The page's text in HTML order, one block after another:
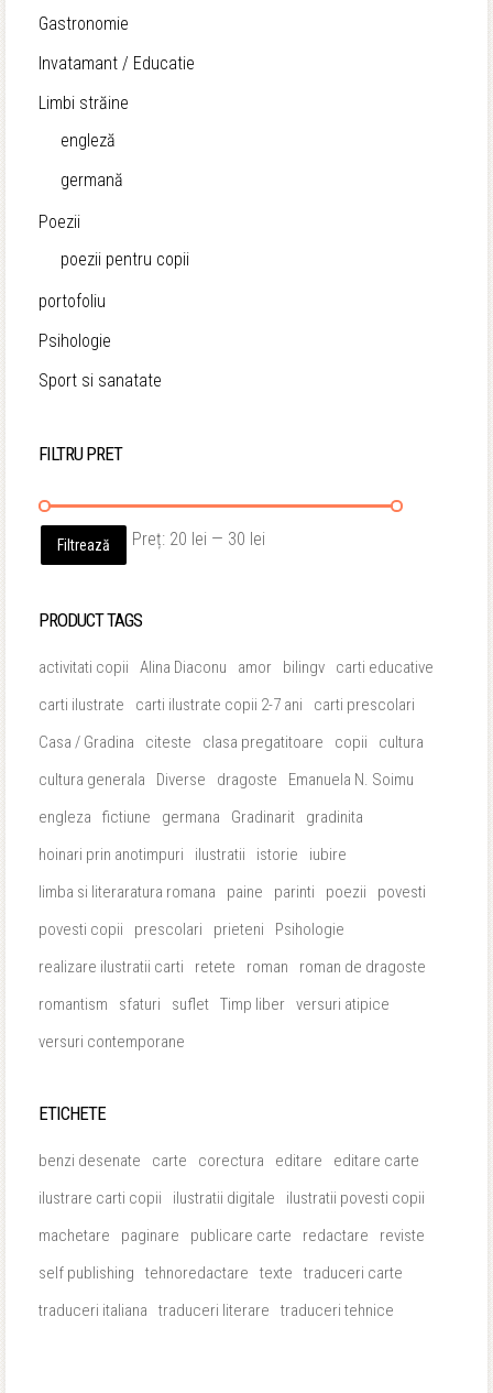
Gastronomie
Invatamant / Educatie
Limbi străine
engleză
germană
Poezii
poezii pentru copii
portofoliu
Psihologie
Sport si sanatate
FILTRU PRET
Preț
Preț
Filtrează Preț: 20 lei — 30 lei
PRODUCT TAGS
activitati copii Alina Diaconu amor bilingv
carti educative
carti ilustrate
carti ilustrate copii 2-7 ani
carti prescolari
Casa / Gradina
citeste clasa pregatitoare copii
cultura
cultura generala
Diverse dragoste
Emanuela N. Soimu
engleza
fictiune germana Gradinarit
gradinita
hoinari prin anotimpuri
ilustratii istorie
iubire
limba si literaratura romana
paine parinti poezii
povesti
povesti copii
prescolari prieteni
Psihologie
realizare ilustratii carti
retete roman
roman de dragoste
romantism
sfaturi suflet Timp liber versuri atipice
versuri contemporane
ETICHETE
benzi desenate carte corectura editare
editare carte
ilustrare carti copii
ilustratii digitale
ilustratii povesti copii
machetare
paginare publicare carte redactare
reviste
self publishing
tehnoredactare texte
traduceri carte
traduceri italiana
traduceri literare traduceri tehnice